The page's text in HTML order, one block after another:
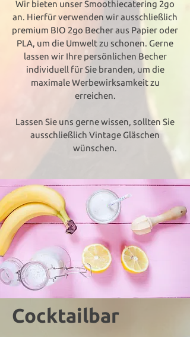
Wir bieten unser Smoothiecatering 2go
an. Hierfür verwenden wir ausschließlich
premium BIO 2go Becher aus Papier oder
PLA, um die Umwelt zu schonen. Gerne
lassen wir Ihre persönlichen Becher
individuell für Sie branden, um die
maximale Werbewirksamkeit zu
erreichen.
Lassen Sie uns gerne wissen, sollten Sie
ausschließlich Vintage Gläschen
wünschen.
Cocktailbar